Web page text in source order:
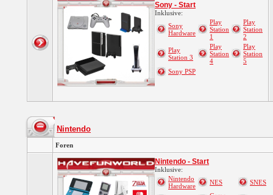
Sony - Start
Inklusive:
Sony
Hardware
Play
Station
1
Play
Station
2
Play
Station 3
Play
Station
4
Play
Station
5
Sony PSP
Nintendo
Foren
Nintendo - Start
Inklusive:
Nintendo
Hardware
NES SNES